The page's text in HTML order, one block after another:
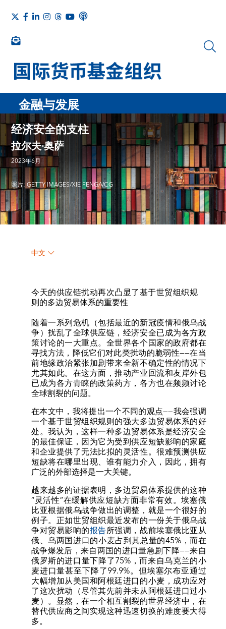
金融与发展
经济安全的支柱
拉尔夫·奥萨
2023年6月
照片: GETTY IMAGES/XIE FENG/VCG
中文
今天的供应链扰动再次凸显了基于世贸组织规
则的多边贸易体系的重要性
随着一系列危机（包括最近的新冠疫情和俄乌战
争）扰乱了全球供应链，经济安全已成为各方政
策讨论的一大重点。全世界各个国家的政府都在
寻找方法，降低它们对此类扰动的脆弱性——在当
前地缘政治紧张加剧带来全新不确定性的情况下
尤其如此。在这方面，推动产业回流和友岸外包
已成为各方青睐的政策药方，各方也在频频讨论
全球割裂的问题。
在本文中，我将提出一个不同的观点——我会强调
一个基于世贸组织规则的强大多边贸易体系的好
处。我认为，这样一种多边贸易体系是经济安全
的最佳保证，因为它为受到供应短缺影响的家庭
和企业提供了无法比拟的灵活性。很难预测供应
短缺将在哪里出现、谁有能力介入，因此，拥有
广泛的外部选择是一大关键。
越来越多的证据表明，多边贸易体系提供的这种
“灵活性”在缓解供应短缺方面非常有效。埃塞俄
比亚根据俄乌战争做出的调整，就是一个很好的
例子。正如世贸组织最近发布的一份关于俄乌战
争对贸易影响的报告所强调，战前埃塞俄比亚从
俄、乌两国进口的小麦占到其总量的45%，而在
战争爆发后，来自两国的进口量急剧下降——来自
俄罗斯的进口量下降了75%，而来自乌克兰的小
麦进口量甚至下降了99.9%。但埃塞尔布亚通过
大幅增加从美国和阿根廷进口的小麦，成功应对
了这次扰动（尽管其先前并未从阿根廷进口过小
麦）。显然，在一个相互割裂的世界经济中，在
替代供应商之间实现这种迅速切换的难度要大得
多。